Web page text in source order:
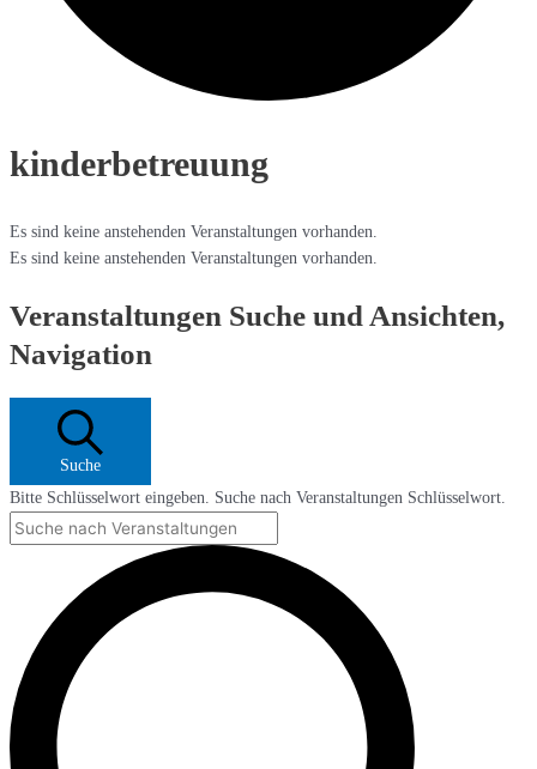
kinderbetreuung
Es sind keine anstehenden Veranstaltungen vorhanden.
Es sind keine anstehenden Veranstaltungen vorhanden.
Veranstaltungen Suche und Ansichten,
Navigation
Suche
Bitte Schlüsselwort eingeben. Suche nach Veranstaltungen Schlüsselwort.